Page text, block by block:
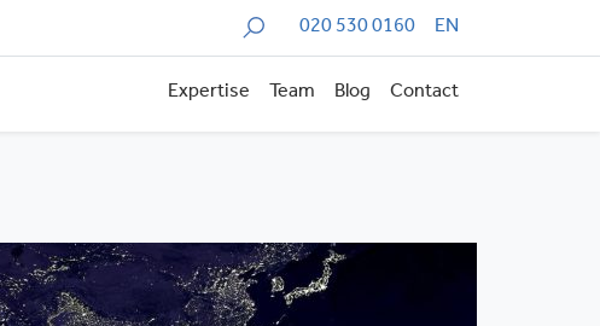
Zoeken 020 530 0160 EN
Expertise Team Blog Contact